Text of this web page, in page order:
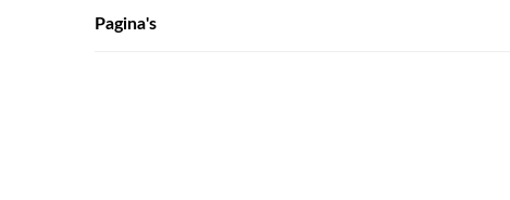
Pagina's